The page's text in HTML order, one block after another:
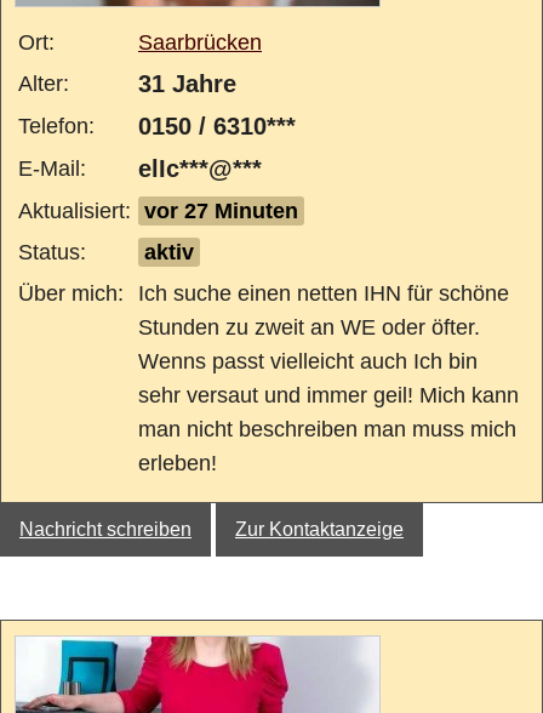
Ort:
Saarbrücken
Alter:
31 Jahre
Telefon: 0150 / 6310***
E-Mail: elIc***@***
Aktualisiert: vor 27 Minuten
Status:
aktiv
Über mich:
Ich suche einen netten IHN für schöne
Stunden zu zweit an WE oder öfter.
Wenns passt vielleicht auch Ich bin
sehr versaut und immer geil! Mich kann
man nicht beschreiben man muss mich
erleben!
Nachricht schreiben Zur Kontaktanzeige